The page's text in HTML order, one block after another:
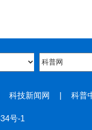
科技新闻网 科普
号-1